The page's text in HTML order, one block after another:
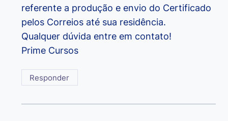
referente a produção e envio do Certificado
pelos Correios até sua residência.
Qualquer dúvida entre em contato!
Prime Cursos
Responder